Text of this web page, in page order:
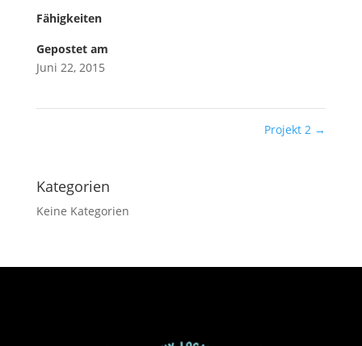
Fähigkeiten
Gepostet am
Juni 22, 2015
Projekt 2 →
Kategorien
Keine Kategorien